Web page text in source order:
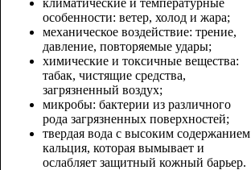
климатические и температурные
особенности: ветер, холод и жара;
механическое воздействие: трение,
давление, повторяемые удары;
химические и токсичные вещества:
табак, чистящие средства,
загрязненный воздух;
микробы: бактерии из различного
рода загрязненных поверхностей;
твердая вода с высоким содержанием
кальция, которая вымывает и
ослабляет защитный кожный барьер.